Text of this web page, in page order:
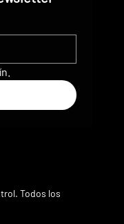
Todos los